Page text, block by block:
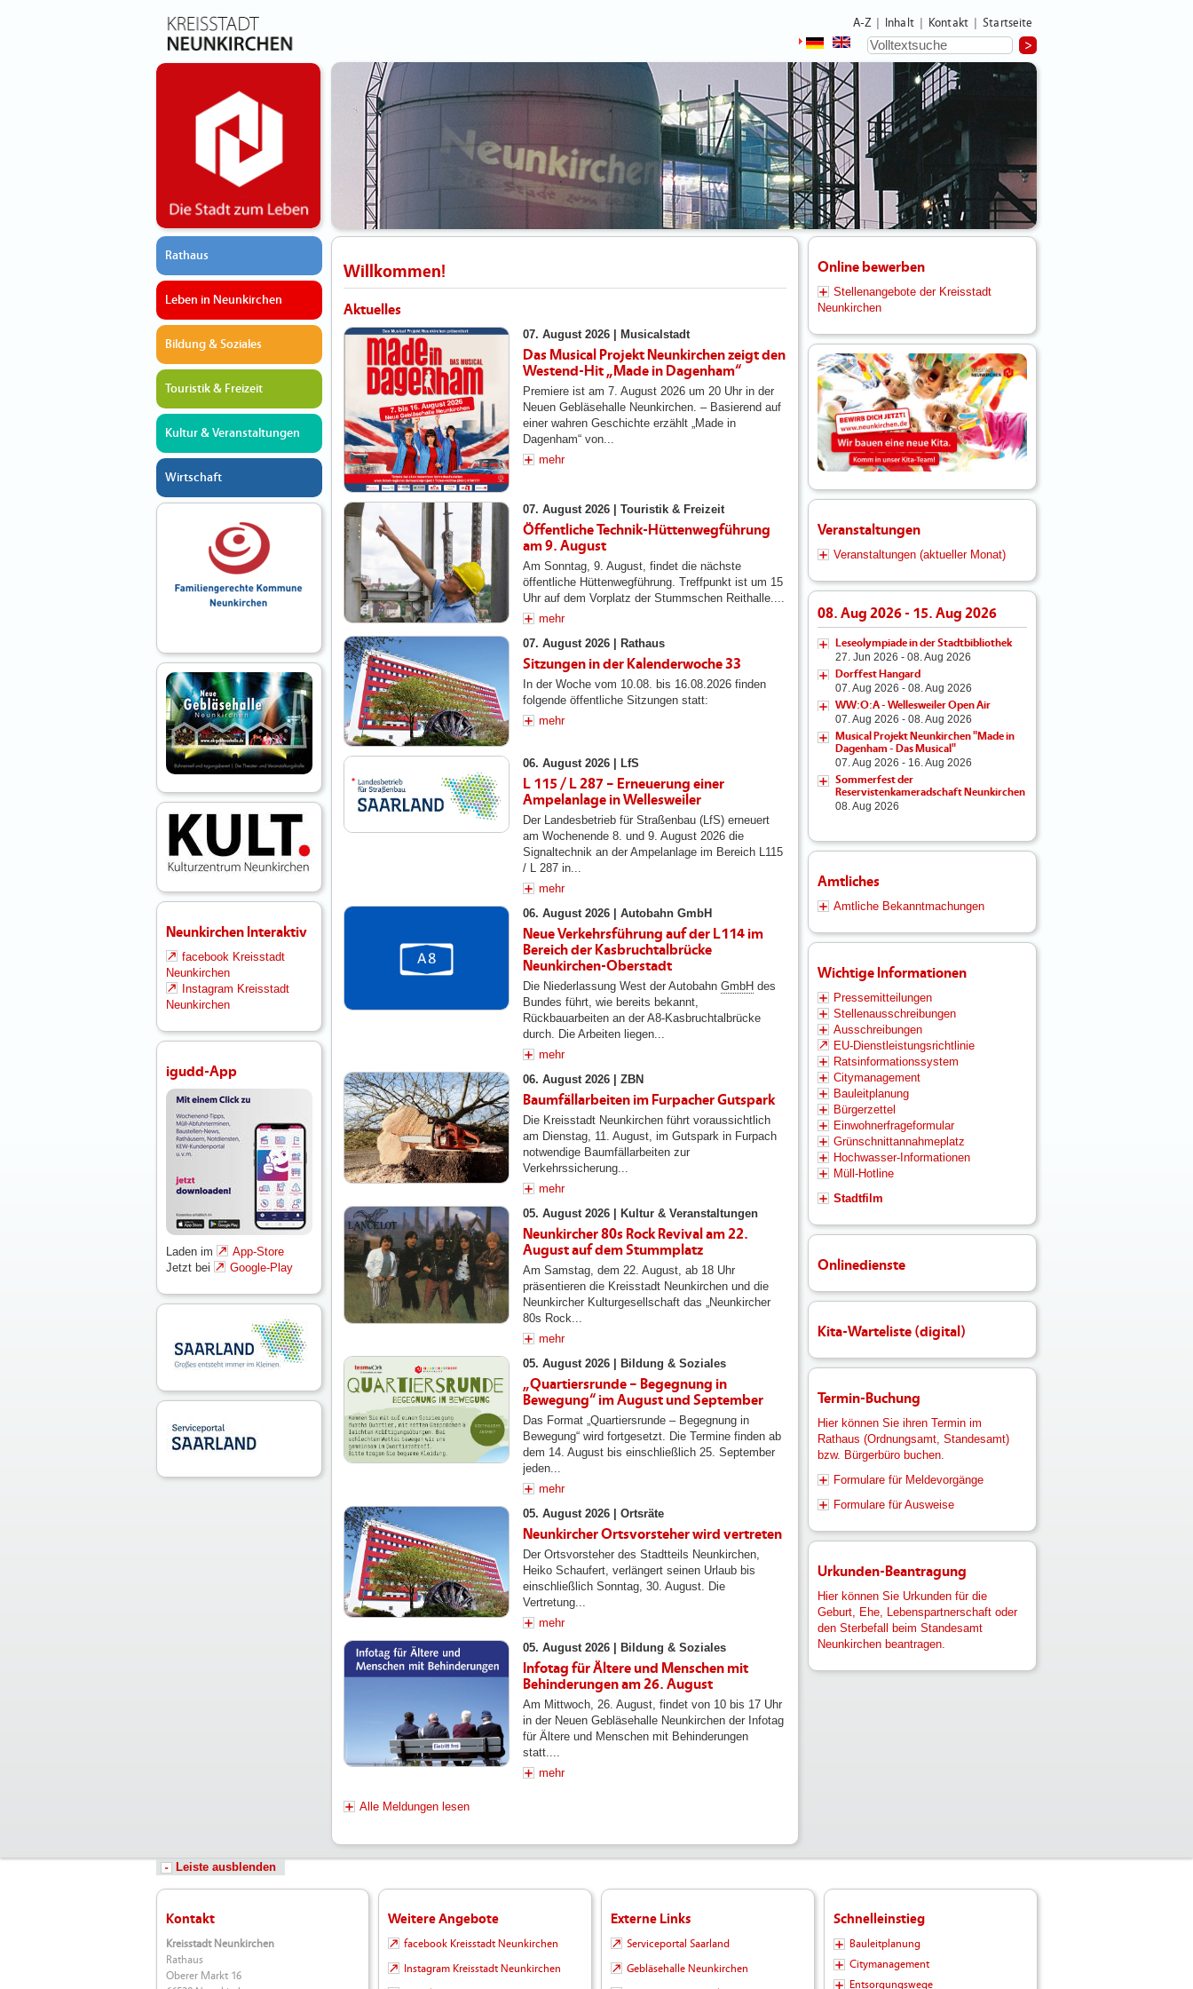
A-Z Inhalt Kontakt Startseite
Rathaus
Leben in Neunkirchen
Bildung & Soziales
Touristik & Freizeit
Kultur & Veranstaltungen
Wirtschaft
Neunkirchen Interaktiv
facebook Kreisstadt
Neunkirchen
Instagram Kreisstadt
Neunkirchen
igudd-App
Laden im
App-Store
Jetzt bei
Google-Play
Willkommen!
Aktuelles
07. August 2026 | Musicalstadt
Das Musical Projekt Neunkirchen zeigt den
Westend-Hit „Made in Dagenham“
Premiere ist am 7. August 2026 um 20 Uhr in der
Neuen Gebläsehalle Neunkirchen. – Basierend auf
einer wahren Geschichte erzählt „Made in
Dagenham“ von...
mehr
07. August 2026 | Touristik & Freizeit
Öffentliche Technik-Hüttenwegführung
am 9. August
Am Sonntag, 9. August, findet die nächste
öffentliche Hüttenwegführung. Treffpunkt ist um 15
Uhr auf dem Vorplatz der Stummschen Reithalle....
mehr
07. August 2026 |
Rathaus
Sitzungen in der Kalenderwoche 33
In der Woche vom 10.08. bis 16.08.2026 finden
folgende öffentliche Sitzungen statt:
mehr
06. August 2026 | LfS
L 115 / L 287 – Erneuerung einer
Ampelanlage in Wellesweiler
Der Landesbetrieb für Straßenbau (LfS) erneuert
am Wochenende 8. und 9. August 2026 die
Signaltechnik an der Ampelanlage im Bereich L115
/ L 287 in...
mehr
06. August 2026 | Autobahn GmbH
Neue Verkehrsführung auf der L114 im
Bereich der Kasbruchtalbrücke
Neunkirchen-Oberstadt
Die Niederlassung West der Autobahn GmbH des
Bundes führt, wie bereits bekannt,
Rückbauarbeiten an der A8-Kasbruchtalbrücke
durch. Die Arbeiten liegen...
mehr
06. August 2026 | ZBN
Baumfällarbeiten im Furpacher Gutspark
Die Kreisstadt Neunkirchen führt voraussichtlich
am Dienstag, 11. August, im Gutspark in Furpach
notwendige Baumfällarbeiten zur
Verkehrssicherung...
mehr
05. August 2026 |
Kultur & Veranstaltungen
Neunkircher 80s Rock Revival am 22.
August auf dem Stummplatz
Am Samstag, dem 22. August, ab 18 Uhr
präsentieren die Kreisstadt Neunkirchen und die
Neunkircher Kulturgesellschaft das „Neunkircher
80s Rock...
mehr
05. August 2026 |
Bildung & Soziales
„Quartiersrunde – Begegnung in
Bewegung“ im August und September
Das Format „Quartiersrunde – Begegnung in
Bewegung“ wird fortgesetzt. Die Termine finden ab
dem 14. August bis einschließlich 25. September
jeden...
mehr
05. August 2026 | Ortsräte
Neunkircher Ortsvorsteher wird vertreten
Der Ortsvorsteher des Stadtteils Neunkirchen,
Heiko Schaufert, verlängert seinen Urlaub bis
einschließlich Sonntag, 30. August. Die
Vertretung...
mehr
05. August 2026 |
Bildung & Soziales
Infotag für Ältere und Menschen mit
Behinderungen am 26. August
Am Mittwoch, 26. August, findet von 10 bis 17 Uhr
in der Neuen Gebläsehalle Neunkirchen der Infotag
für Ältere und Menschen mit Behinderungen
statt....
mehr
Alle Meldungen lesen
Online bewerben
Stellenangebote der Kreisstadt
Neunkirchen
Veranstaltungen
Veranstaltungen (aktueller Monat)
08. Aug 2026 - 15. Aug 2026
Leseolympiade in der Stadtbibliothek
27. Jun 2026 - 08. Aug 2026
Dorffest Hangard
07. Aug 2026 - 08. Aug 2026
WW:O:A - Wellesweiler Open Air
07. Aug 2026 - 08. Aug 2026
Musical Projekt Neunkirchen "Made in
Dagenham - Das Musical"
07. Aug 2026 - 16. Aug 2026
Sommerfest der
Reservistenkameradschaft Neunkirchen
08. Aug 2026
Amtliches
Amtliche Bekanntmachungen
Wichtige Informationen
Pressemitteilungen
Stellenausschreibungen
Ausschreibungen
EU-Dienstleistungsrichtlinie
Ratsinformationssystem
Citymanagement
Bauleitplanung
Bürgerzettel
Einwohnerfrageformular
Grünschnittannahmeplatz
Hochwasser-Informationen
Müll-Hotline
Stadtfilm
Onlinedienste
Kita-Warteliste (digital)
Termin-Buchung
Hier können Sie ihren Termin im
Rathaus (Ordnungsamt, Standesamt)
bzw. Bürgerbüro buchen.
Formulare für Meldevorgänge
Formulare für Ausweise
Urkunden-Beantragung
Hier können Sie Urkunden für die
Geburt, Ehe, Lebenspartnerschaft oder
den Sterbefall beim Standesamt
Neunkirchen beantragen.
Leiste ausblenden
Kontakt
Kreisstadt Neunkirchen
Rathaus
Oberer Markt 16
Weitere Angebote
facebook Kreisstadt Neunkirchen
Instagram Kreisstadt Neunkirchen
Externe Links
Serviceportal Saarland
Gebläsehalle Neunkirchen
Schnelleinstieg
Bauleitplanung
Citymanagement
Entsorgungswege